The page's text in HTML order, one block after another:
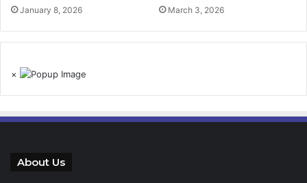
January 8, 2026 March 3, 2026
×
About Us